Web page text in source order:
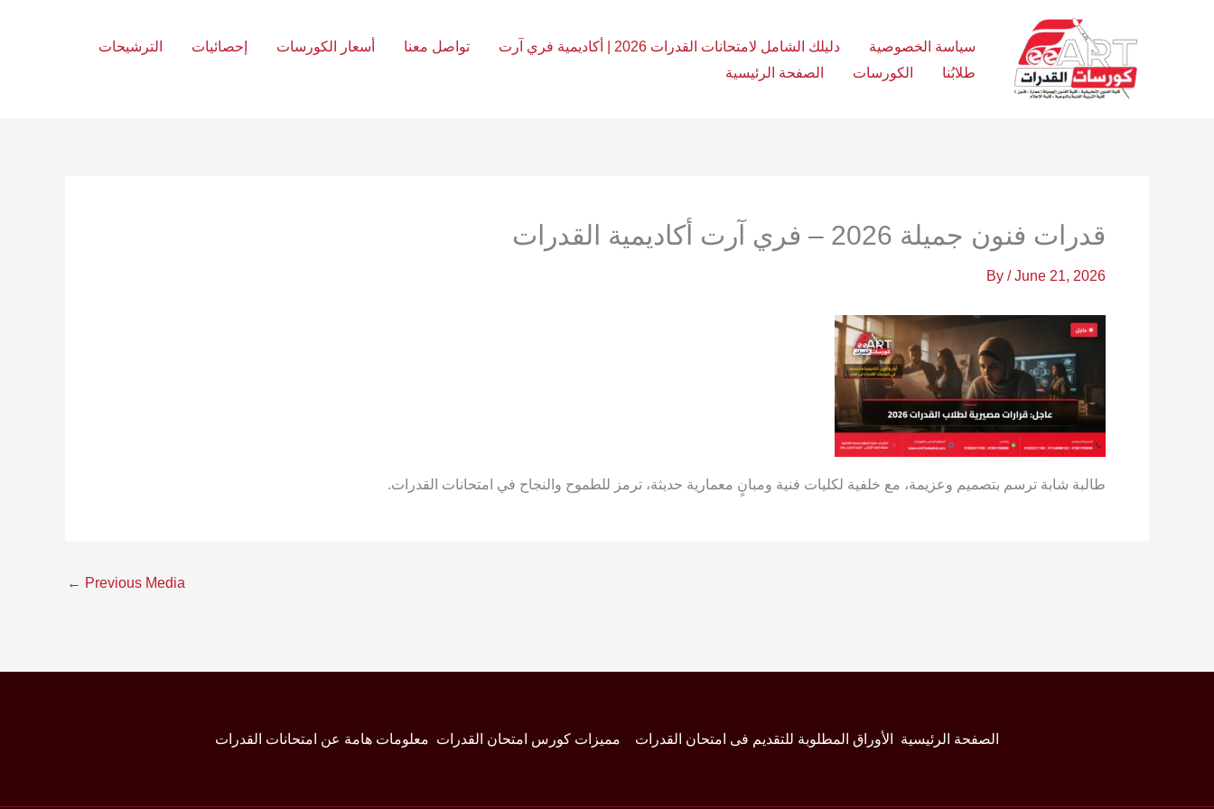
سياسة الخصوصية دليلك الشامل لامتحانات القدرات 2026 | أكاديمية فري آرت تواصل معنا أسعار الكورسات إحصائيات
الترشيحات
طلابُنا
الكورسات الصفحة الرئيسية
قدرات فنون جميلة 2026 – فري آرت أكاديمية القدرات
By /June 21, 2026
طالبة شابة ترسم بتصميم وعزيمة، مع خلفية لكليات فنية ومبانٍ معمارية حديثة، ترمز للطموح والنجاح في امتحانات القدرات.
← Previous Media
الصفحة الرئيسية الأوراق المطلوبة للتقديم فى امتحان القدرات مميزات كورس امتحان القدرات معلومات هامة عن امتحانات القدرات